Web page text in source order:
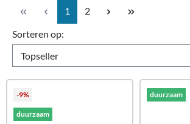
Pagina
1 Pagina
2
Sorteren op:
-9%
duurzaam
duurzaam